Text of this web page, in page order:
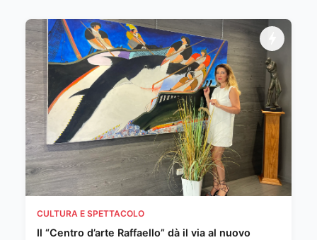
CULTURA E SPETTACOLO
Il “Centro d’arte Raffaello” dà il via al nuovo